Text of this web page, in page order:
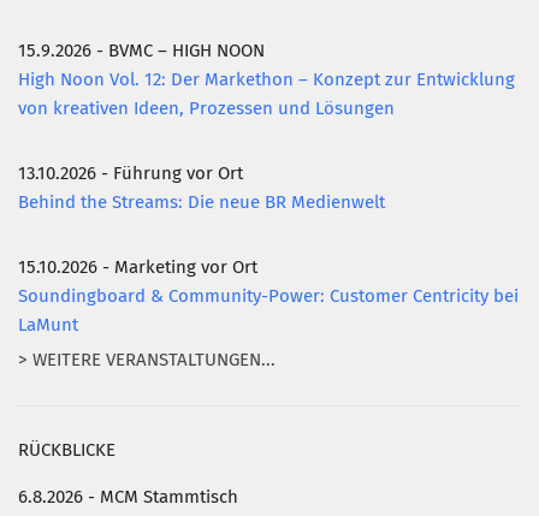
Mitglied werden
PODCAST
KONTAKT
15.9.2026 - BVMC – HIGH NOON
High Noon Vol. 12: Der Markethon – Konzept zur Entwicklung
von kreativen Ideen, Prozessen und Lösungen
13.10.2026 - Führung vor Ort
Behind the Streams: Die neue BR Medienwelt
15.10.2026 - Marketing vor Ort
Soundingboard & Community-Power: Customer Centricity bei
LaMunt
> WEITERE VERANSTALTUNGEN...
RÜCKBLICKE
6.8.2026 - MCM Stammtisch